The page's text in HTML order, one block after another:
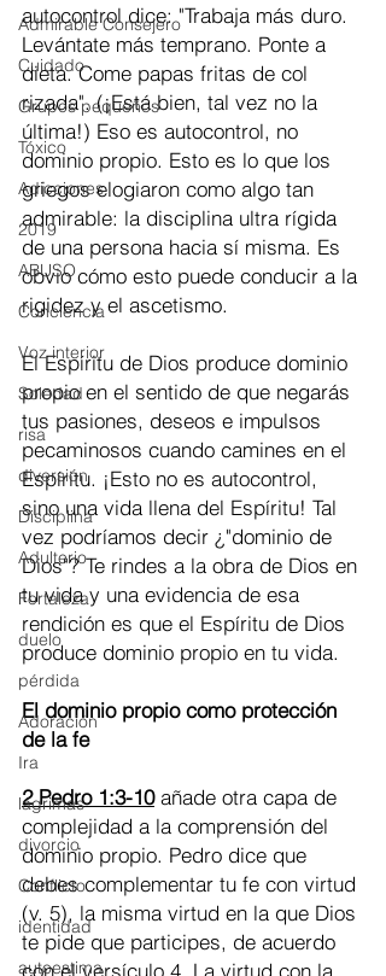
Admirable Consejero
Cuidado
Grupos pequeños
Tóxico
Adicciones
2019
ABUSO
Conciencia
Voz interior
Soledad
risa
diversión
Disciplina
Adulterio
Fortaleza
duelo
pérdida
Adoración
Ira
lágrimas
divorcio
Conflicto
identidad
autoestima
autocontrol dice: "Trabaja más duro.
Levántate más temprano. Ponte a
dieta. Come papas fritas de col
rizada". (¡Está bien, tal vez no la
última!) Eso es autocontrol, no
dominio propio. Esto es lo que los
griegos elogiaron como algo tan
admirable: la disciplina ultra rígida
de una persona hacia sí misma. Es
obvio cómo esto puede conducir a la
rigidez y el ascetismo.
El Espíritu de Dios produce dominio
propio en el sentido de que negarás
tus pasiones, deseos e impulsos
pecaminosos cuando camines en el
Espíritu. ¡Esto no es autocontrol,
sino una vida llena del Espíritu! Tal
vez podríamos decir ¿"dominio de
Dios"? Te rindes a la obra de Dios en
tu vida y una evidencia de esa
rendición es que el Espíritu de Dios
produce dominio propio en tu vida.
El dominio propio como protección
de la fe
2 Pedro 1:3-10 añade otra capa de
complejidad a la comprensión del
dominio propio. Pedro dice que
debes complementar tu fe con virtud
(v. 5), la misma virtud en la que Dios
te pide que participes, de acuerdo
con el versículo 4. La virtud con la